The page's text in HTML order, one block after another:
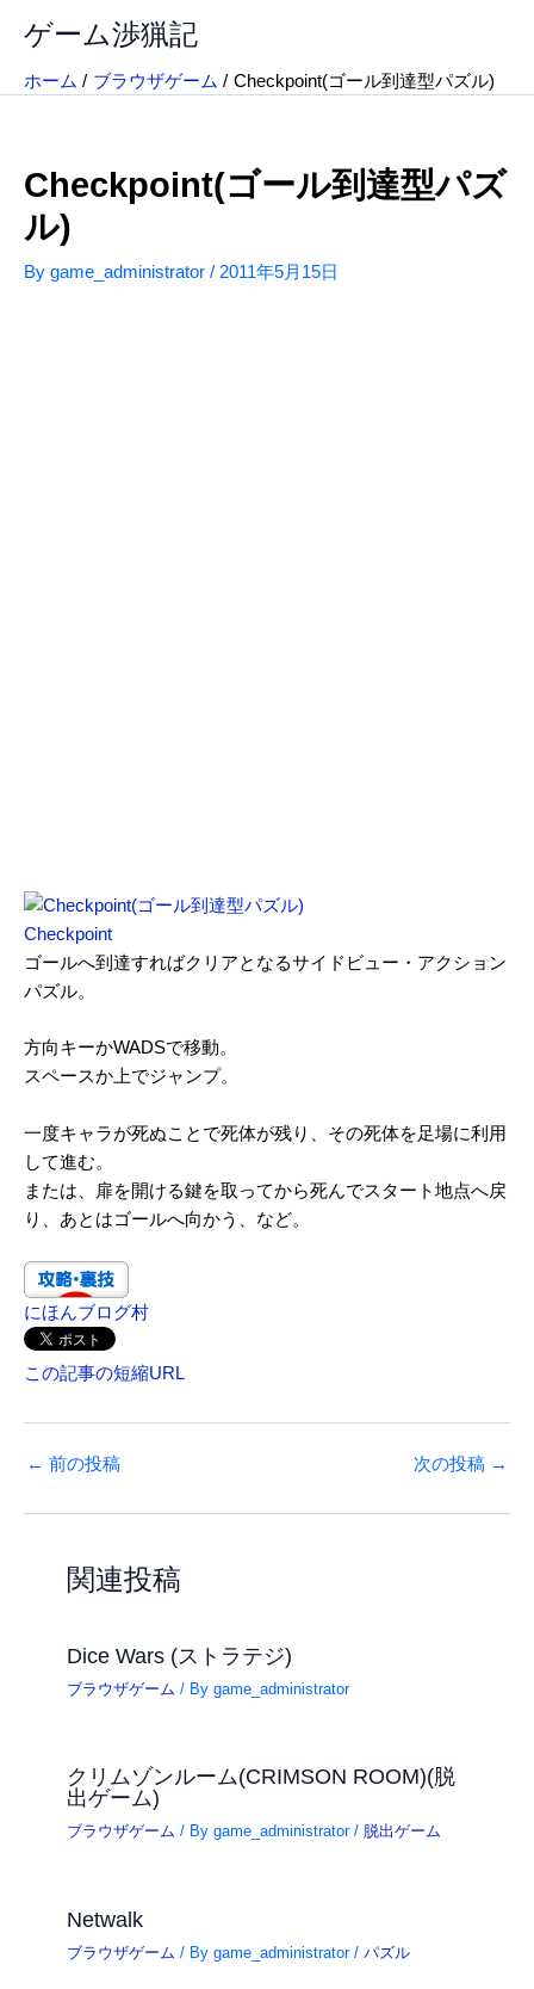
ス
ゲーム渉猟記
ホーム ブラウザゲーム Checkpoint(ゴール到達型パズル)
Checkpoint(ゴール到達型パズ
ル)
By game_administrator / 2011年5月15日
Checkpoint
ゴールへ到達すればクリアとなるサイドビュー・アクション
パズル。
方向キーかWADSで移動。
スペースか上でジャンプ。
一度キャラが死ぬことで死体が残り、その死体を足場に利用
して進む。
または、扉を開ける鍵を取ってから死んでスタート地点へ戻
り、あとはゴールへ向かう、など。
にほんブログ村
この記事の短縮URL
← 前の投稿 次の投稿 →
関連投稿
Dice Wars (ストラテジ)
ブラウザゲーム / Bygame_administrator
クリムゾンルーム(CRIMSON ROOM)(脱
出ゲーム)
ブラウザゲーム / Bygame_administrator/ 脱出ゲーム
Netwalk
ブラウザゲーム / Bygame_administrator/パズル